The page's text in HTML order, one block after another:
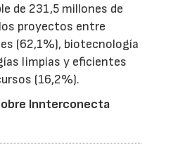
de 231,5 millones de
proyectos entre
(62,1%), biotecnología
limpias y eficientes
(16,2%).
Innterconecta